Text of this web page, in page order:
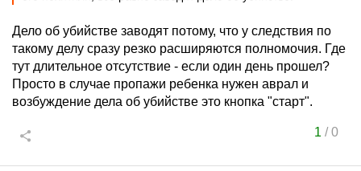
Дело об убийстве заводят потому, что у следствия по
такому делу сразу резко расширяются полномочия. Где
тут длительное отсутствие - если один день прошел?
Просто в случае пропажи ребенка нужен аврал и
возбуждение дела об убийстве это кнопка "старт".
1 /0